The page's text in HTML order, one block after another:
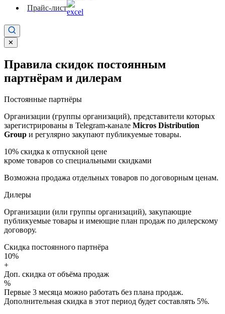
Прайс-лист
✕
Правила скидок постоянным
партнёрам и дилерам
Постоянные партнёры
Организации (группы организаций), представители которых
зарегистрированы в Telegram-канале Micros Distribution
Group и регулярно закупают публикуемые товары.
10% скидка к отпускной цене
кроме товаров со специальными скидками
Возможна продажа отдельных товаров по договорным ценам.
Дилеры
Организации (или группы организаций), закупающие
публикуемые товары и имеющие план продаж по дилерскому
договору.
Скидка постоянного партнёра
10%
+
Доп. скидка от объёма продаж
%
Первые 3 месяца можно работать без плана продаж.
Дополнительная скидка в этот период будет составлять 5%.